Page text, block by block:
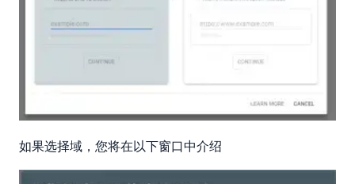
如果选择域，您将在以下窗口中介绍